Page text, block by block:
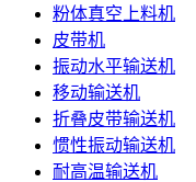
粉体真空上料机
皮带机
振动水平输送机
移动输送机
折叠皮带输送机
惯性振动输送机
耐高温输送机